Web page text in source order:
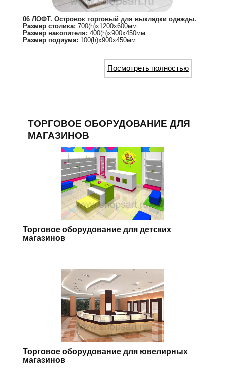
06 ЛОФТ. Островок торговый для выкладки одежды.
Размер столика: 700(h)х1200х600мм.
Размер накопителя: 400(h)х900х450мм.
Размер подиума: 100(h)х900х450мм.
Посмотреть полностью
ТОРГОВОЕ ОБОРУДОВАНИЕ ДЛЯ
МАГАЗИНОВ
Торговое оборудование для детских
магазинов
Торговое оборудование для ювелирных
магазинов